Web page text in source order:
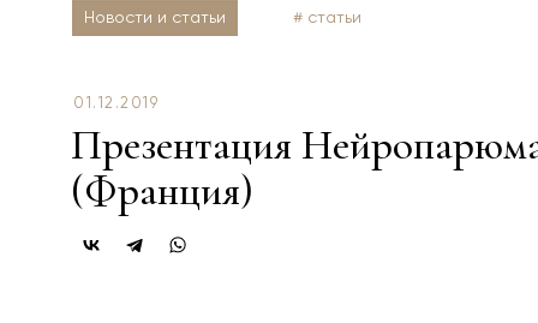
Презентация
(Франция)
Новости и статьи # статьи
01.12.2019